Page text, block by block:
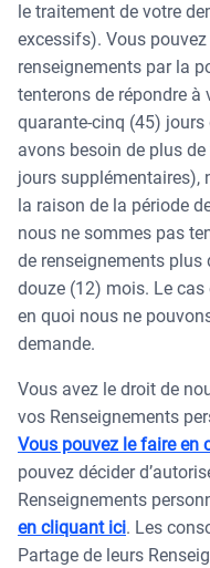
le traitement de votre
excessifs). Vous
renseignements par la
tenterons de répondre
quarante-cinq (45)
avons besoin de plus
jours supplémentaires),
la raison de la période
nous ne sommes pas
de renseignements plus
douze (12) mois. Le cas
en quoi nous ne
demande.
Vous avez le droit de
vos Renseignements
Vous pouvez le faire en
pouvez décider
Renseignements
en cliquant ici. Les
Partage de leurs